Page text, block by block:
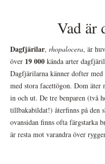
Vad är
Dagfjärilar, rhopalocera, är
över 19 000 kända arter
Dagfjärilarna känner dofter
med stora facettögon. Dom äter
in och ut. De tre benparen (två
tillbakabildat!) återfinns på den
ovansidan finns ofta färgstarka
är resta mot varandra över